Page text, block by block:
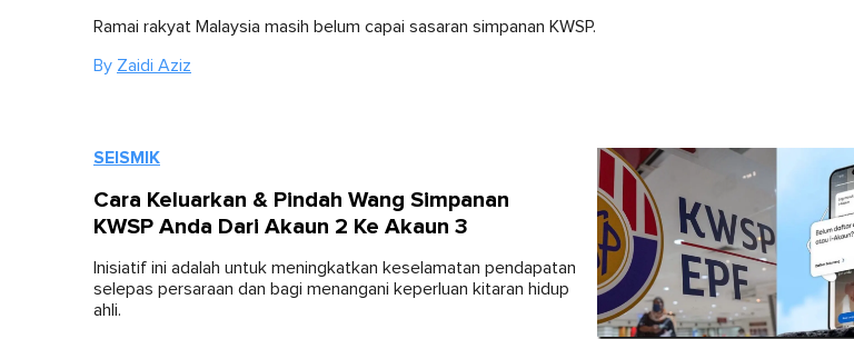
Ramai rakyat Malaysia masih belum capai sasaran simpanan KWSP.
By Zaidi Aziz
SEISMIK
Cara Keluarkan & Pindah Wang Simpanan
KWSP Anda Dari Akaun 2 Ke Akaun 3
Inisiatif ini adalah untuk meningkatkan keselamatan pendapatan
selepas persaraan dan bagi menangani keperluan kitaran hidup
ahli.